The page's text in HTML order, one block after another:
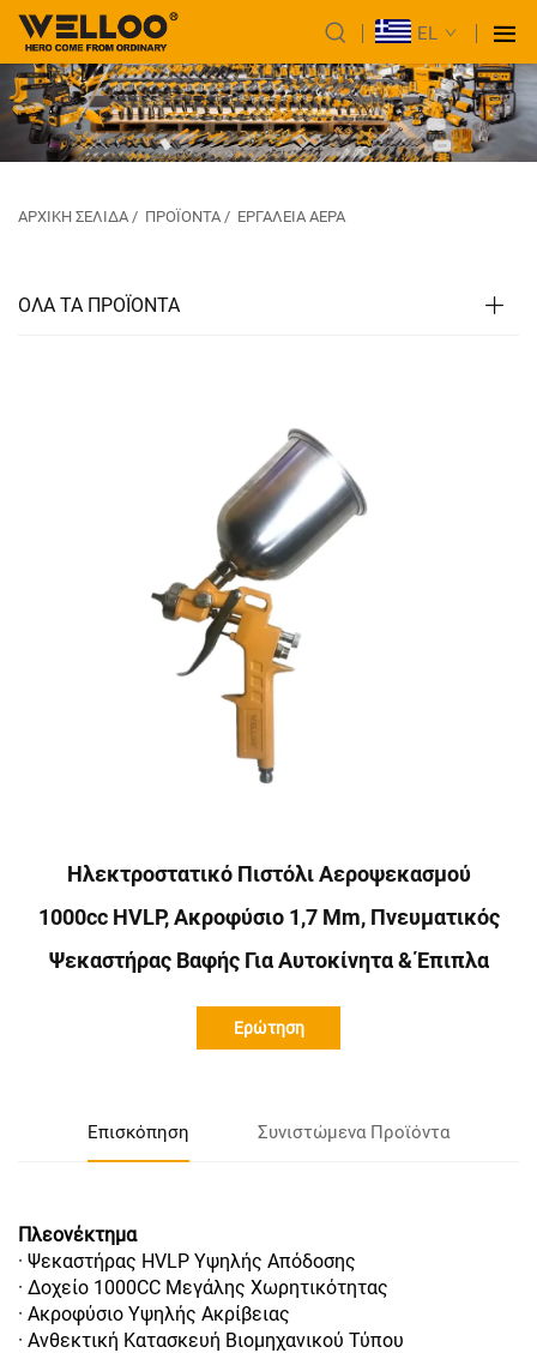
EL
ΑΡΧΙΚΉ ΣΕΛΊΔΑ / ΠΡΟΪΌΝΤΑ / ΕΡΓΑΛΕΊΑ ΑΈΡΑ
ΟΛΑ ΤΑ ΠΡΟΪΟΝΤΑ
Ηλεκτροστατικό Πιστόλι Αεροψεκασμού
1000cc HVLP, Ακροφύσιο 1,7 Mm, Πνευματικός
Ψεκαστήρας Βαφής Για Αυτοκίνητα & Έπιπλα
Ερώτηση
Επισκόπηση Συνιστώμενα Προϊόντα
Πλεονέκτημα
· Ψεκαστήρας HVLP Υψηλής Απόδοσης
· Δοχείο 1000CC Μεγάλης Χωρητικότητας
· Ακροφύσιο Υψηλής Ακρίβειας
· Ανθεκτική Κατασκευή Βιομηχανικού Τύπου